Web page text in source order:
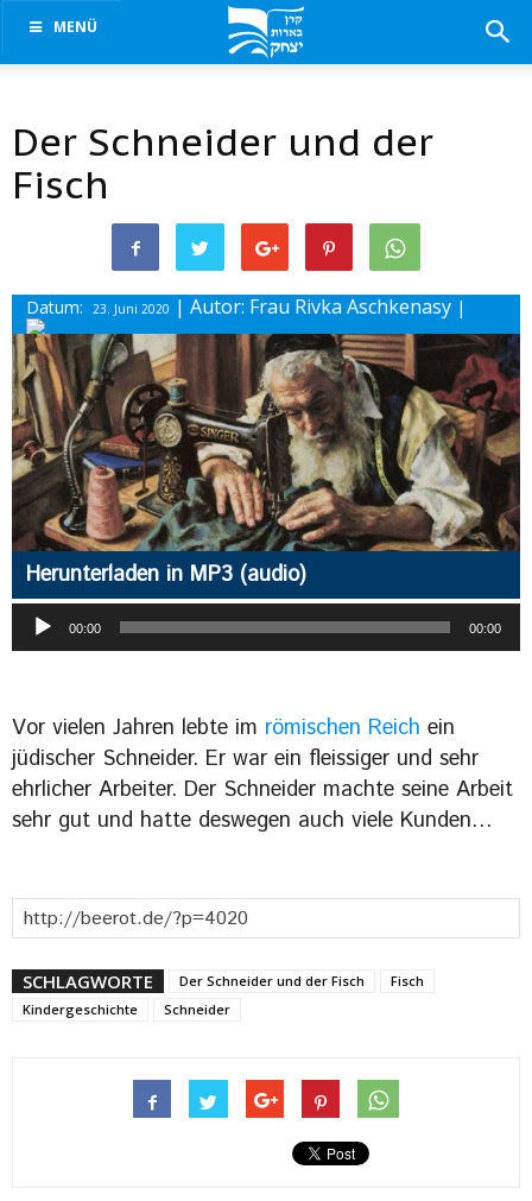
MENÜ
Der Schneider und der
Fisch
Datum: 23. Juni 2020 | Autor: Frau Rivka Aschkenasy |
Herunterladen in MP3 (audio)
Audio-
Player
00:00 00:00
Vor vielen Jahren lebte im römischen Reich ein
jüdischer Schneider. Er war ein fleissiger und sehr
ehrlicher Arbeiter. Der Schneider machte seine Arbeit
sehr gut und hatte deswegen auch viele Kunden…
SCHLAGWORTE Der Schneider und der Fisch
Fisch
Kindergeschichte
Schneider